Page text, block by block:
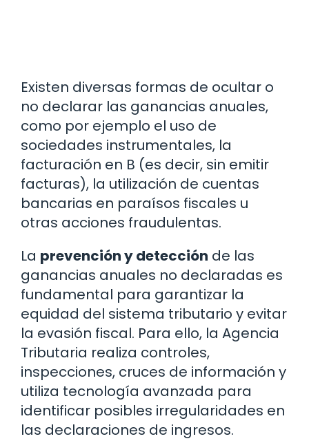
Existen diversas formas de ocultar o
no declarar las ganancias anuales,
como por ejemplo el uso de
sociedades instrumentales, la
facturación en B (es decir, sin emitir
facturas), la utilización de cuentas
bancarias en paraísos fiscales u
otras acciones fraudulentas.
La prevención y detección de las
ganancias anuales no declaradas es
fundamental para garantizar la
equidad del sistema tributario y evitar
la evasión fiscal. Para ello, la Agencia
Tributaria realiza controles,
inspecciones, cruces de información y
utiliza tecnología avanzada para
identificar posibles irregularidades en
las declaraciones de ingresos.